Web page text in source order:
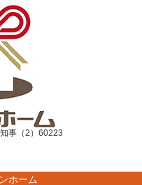
事（2）60223
ホーム